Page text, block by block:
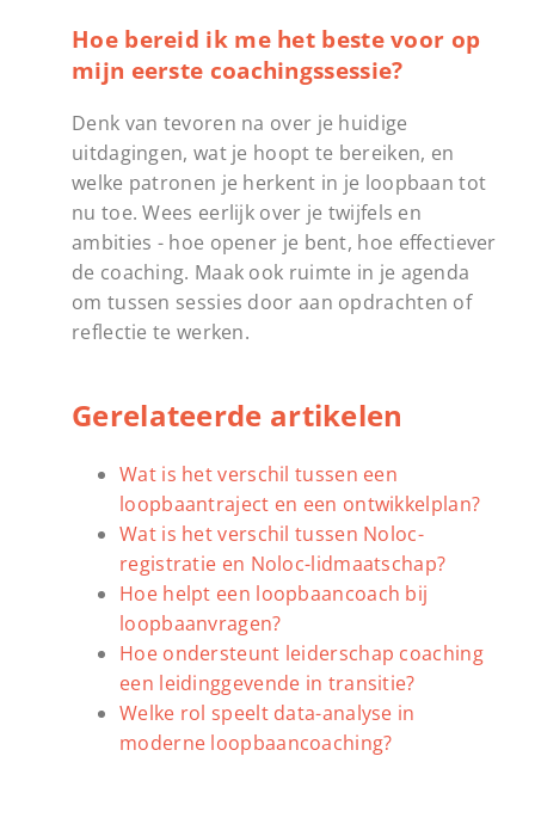
Hoe bereid ik me het beste voor op
mijn eerste coachingssessie?
Denk van tevoren na over je huidige
uitdagingen, wat je hoopt te bereiken, en
welke patronen je herkent in je loopbaan tot
nu toe. Wees eerlijk over je twijfels en
ambities - hoe opener je bent, hoe effectiever
de coaching. Maak ook ruimte in je agenda
om tussen sessies door aan opdrachten of
reflectie te werken.
Gerelateerde artikelen
Wat is het verschil tussen een
loopbaantraject en een ontwikkelplan?
Wat is het verschil tussen Noloc-
registratie en Noloc-lidmaatschap?
Hoe helpt een loopbaancoach bij
loopbaanvragen?
Hoe ondersteunt leiderschap coaching
een leidinggevende in transitie?
Welke rol speelt data-analyse in
moderne loopbaancoaching?